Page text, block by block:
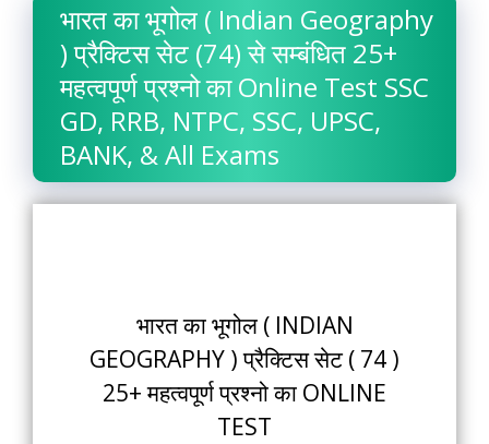
भारत का भूगोल ( Indian Geography
) प्रैक्टिस सेट (74) से सम्बंधित 25+
महत्वपूर्ण प्रश्नो का Online Test SSC
GD, RRB, NTPC, SSC, UPSC,
BANK, & All Exams
भारत का भूगोल ( INDIAN
GEOGRAPHY ) प्रैक्टिस सेट ( 74 )
25+ महत्वपूर्ण प्रश्नो का ONLINE
TEST